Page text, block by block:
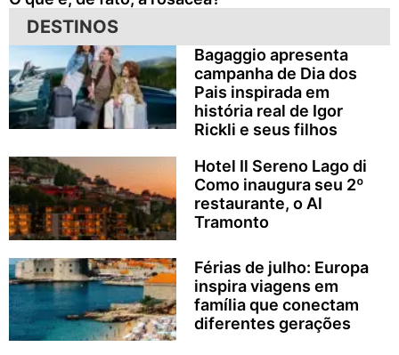
DESTINOS
Bagaggio apresenta
campanha de Dia dos
Pais inspirada em
história real de Igor
Rickli e seus filhos
Hotel Il Sereno Lago di
Como inaugura seu 2º
restaurante, o Al
Tramonto
Férias de julho: Europa
inspira viagens em
família que conectam
diferentes gerações